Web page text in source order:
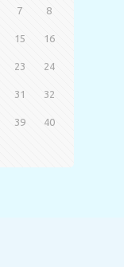
7 8
15 16
23 24
31 32
39 40